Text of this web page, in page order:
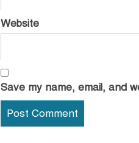
Website
Save my name, email, and